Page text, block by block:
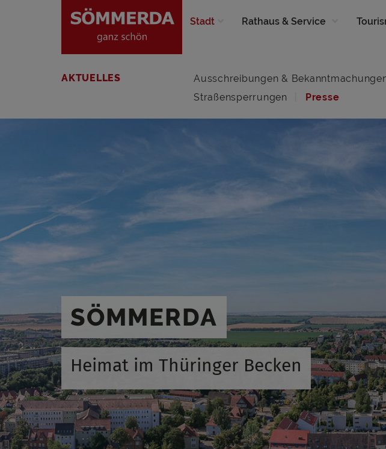
Stadt Rathaus & Service
AKTUELLES Ausschreibungen &
Straßensperrungen
Presse
SÖMMERDA
Heimat im Thüringer Becken